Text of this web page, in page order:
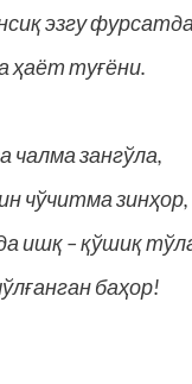
эзгу
ҳаёт туғёни.
чалма зангўла,
чўчитма зинҳор,
ишқ – қўшиқ
баҳор!